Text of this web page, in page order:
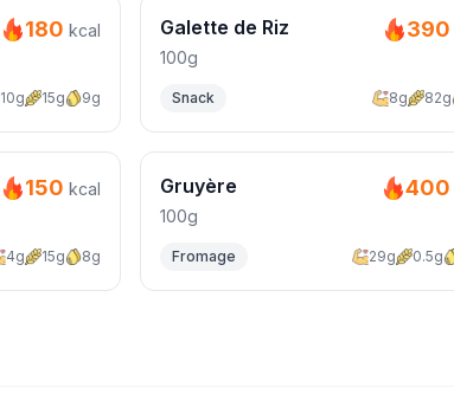
180kcal
10g 15g 9g
Galette de Riz
100g
390
Snack 8g 82g
150kcal
4g 15g 8g
Gruyère
100g
400
Fromage 29g 0.5g